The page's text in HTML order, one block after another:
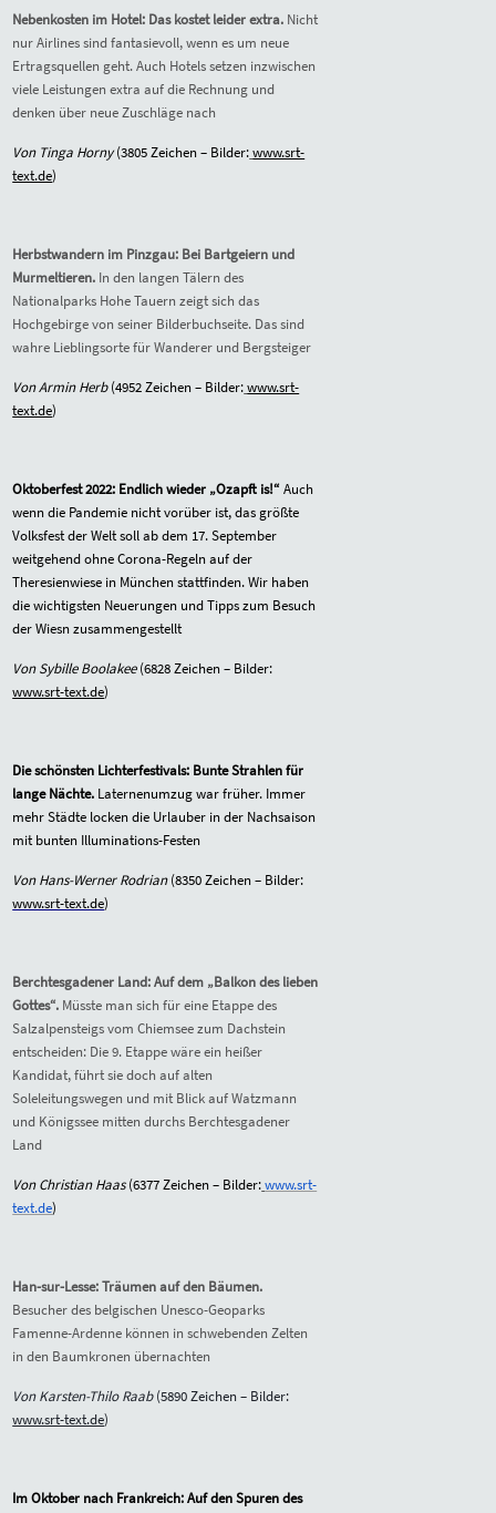
Nebenkosten im Hotel: Das kostet leider extra. Nicht
nur Airlines sind fantasievoll, wenn es um neue
Ertragsquellen geht. Auch Hotels setzen inzwischen
viele Leistungen extra auf die Rechnung und
denken über neue Zuschläge nach
Von Tinga Horny(3805Zeichen – Bilder:www.srt-
text.de)
Herbstwandern im Pinzgau: Bei Bartgeiern und
Murmeltieren. In den langen Tälern des
Nationalparks Hohe Tauern zeigt sich das
Hochgebirge von seiner Bilderbuchseite. Das sind
wahre Lieblingsorte für Wanderer und Bergsteiger
Von Armin Herb (4952Zeichen – Bilder:www.srt-
text.de)
Oktoberfest 2022: Endlich wieder „Ozapft is!“ Auch
wenn die Pandemie nicht vorüber ist, das größte
Volksfest der Welt soll ab dem 17. September
weitgehend ohne Corona-Regeln auf der
Theresienwiese in München stattfinden. Wir haben
die wichtigsten Neuerungen und Tipps zum Besuch
der Wiesn zusammengestellt
Von Sybille Boolakee (6828Zeichen – Bilder:
www.srt-text.de)
Die schönsten Lichterfestivals: Bunte Strahlen für
lange Nächte. Laternenumzug war früher. Immer
mehr Städte locken die Urlauber in der Nachsaison
mit bunten Illuminations-Festen
Von Hans-Werner Rodrian (8350Zeichen – Bilder:
www.srt-text.de)
Berchtesgadener Land: Auf dem „Balkon des lieben
Gottes“. Müsste man sich für eine Etappe des
Salzalpensteigs vom Chiemsee zum Dachstein
entscheiden: Die 9. Etappe wäre ein heißer
Kandidat, führt sie doch auf alten
Soleleitungswegen und mit Blick auf Watzmann
und Königssee mitten durchs Berchtesgadener
Land
Von Christian Haas (6377Zeichen – Bilder:www.srt-
text.de)
Han-sur-Lesse: Träumen auf den Bäumen.
Besucher des belgischen Unesco-Geoparks
Famenne-Ardenne können in schwebenden Zelten
in den Baumkronen übernachten
Von Karsten-Thilo Raab (5890Zeichen – Bilder:
www.srt-text.de)
Im Oktober nach Frankreich: Auf den Spuren des